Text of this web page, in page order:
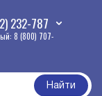
232-787
8 (800) 707-
Найти